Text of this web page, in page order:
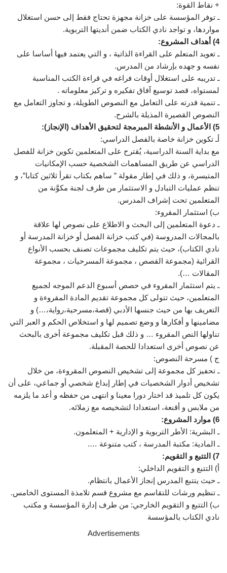
+ نقاط القوة:
ـ توفر المؤسسة على خزانة مجهزة تحتاج فقط إلى حسن استغلال
مواردها، و تواجد نادي الكتاب ضمن أنديتها التربوية.
4) أهداف المشروع:
ـ تعويد المتعلم على القراءة الذاتية ، و التي يعتمد فيها أساسا على
نفسه و جهده بإرشاد من المدرس.
ـ تدريبه على استغلال أوقات فراغه في قراءة الكتب المناسبة
لمستواه، قصد توسيع آفاق تفكيره و تركيز معلوماته .
ـ تنمية قدرته على التعامل مع النصوص الطويلة، و تجاوز التعامل مع
النصوص القصيرة المذيلة بالشرح.
5) الأعمال و الأنشطة المبرمجة لتحقيق الأهداف (الإنجاز):
أـ تكوين خزانة خاصة بالفصل الدراسي:
مع بداية السنة الدراسية، يُقترح على المتعلمين تكوين خزانة للفصل
الدراسي عن طريق المساهمات الشخصية حسب الإمكانيات
المتيسرة، و ذلك في إطار مقولة ” ساهم بكتاب تقرأ ثلاثين كتابا”، و
تنظم عمليات التبادل و الاستثمار من طرف لجنة مكوَّنة من
المتعلمين تحت إشراف المدرس.
ب) استثمار المقروء:
ـ دعوة المتعلمين إلى البحث و الاطلاع على نصوص لها علاقة
بالمجالات المدروسة (في كتب خزانة الفصل أو خزانة المدرسة أو
نادي الكتاب)، حيث يتم تكليف مجموعات تصنف بحسب الأنواع
القرائية (مجموعة القصص ، مجموعة المسرحيات ، مجموعة
المقالات …).
ـ يتم استثمار المقروء في حصص أسبوع الدعم الموجه لجميع
المتعلمين، حيث تتولى كل مجموعة تقديم المادة المقروءة و
التعريف بها من حيث جنسها الأدبي (قصة،مسرحية،رواية،…) و
مضامينها و أفكارها و وضع تصميم لها و استخلاص الحكم و العبر التي
تناولها النص المقروء … و ذلك قبل تكليف مجموعة أخرى بالبحث
عن نصوص أخرى استعدادا للحصة المقبلة.
ج ) مسرحة النصوص:
ـ تحفيز كل مجموعة إلى تشخيص النصوص المقروءة، من خلال
تشخيص أدوار الشخصيات في إطار إبداع شخصي أو جماعي، على أن
يكون كل تلميذ قد اختار دورا معينا و انتهى من حفظه و أعد ما يلزمه
من ملابس و أقنعة، استعدادا لتشخيصه مع زملائه.
6) موارد المشروع:
ـ البشرية: الأطر التربوية و الإدارية + المتعلمون.
ـ المادية: مكتبة المدرسة ، كتب متنوعة ….
7) التتبع و التقويم:
أ) التتبع و التقويم الداخلي:
ـ حيث يتتبع المدرس إنجاز الأعمال بانتظام.
ـ تنظيم ورشات للتقاسم مع مشروع قسم تلامذة المستوى الخامس.
ب) التتبع و التقويم الخارجي: من طرف إدارة المؤسسة و مكتب
نادي الكتاب بالمؤسسة
Advertisements